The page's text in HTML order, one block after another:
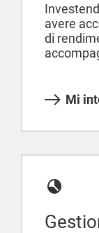
avere
di
Mi